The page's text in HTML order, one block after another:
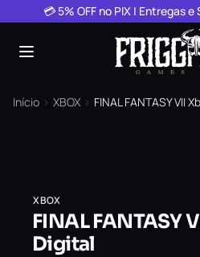
Pular para o conteúdo
💳 5% OFF no PIX | Entregas
Início › XBOX › FINAL FANTASY VII
XBOX
FINAL FANTASY
Digital